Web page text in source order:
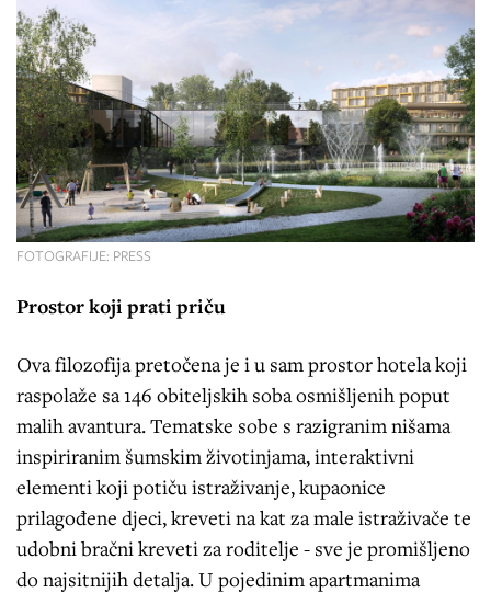
FOTOGRAFIJE: PRESS
Prostor koji prati priču
Ova filozofija pretočena je i u sam prostor hotela koji
raspolaže sa 146 obiteljskih soba osmišljenih poput
malih avantura. Tematske sobe s razigranim nišama
inspiriranim šumskim životinjama, interaktivni
elementi koji potiču istraživanje, kupaonice
prilagođene djeci, kreveti na kat za male istraživače te
udobni bračni kreveti za roditelje - sve je promišljeno
do najsitnijih detalja. U pojedinim apartmanima